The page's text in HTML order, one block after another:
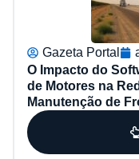
Gazeta Portal
O Impacto do
de Motores na
Manutenção de